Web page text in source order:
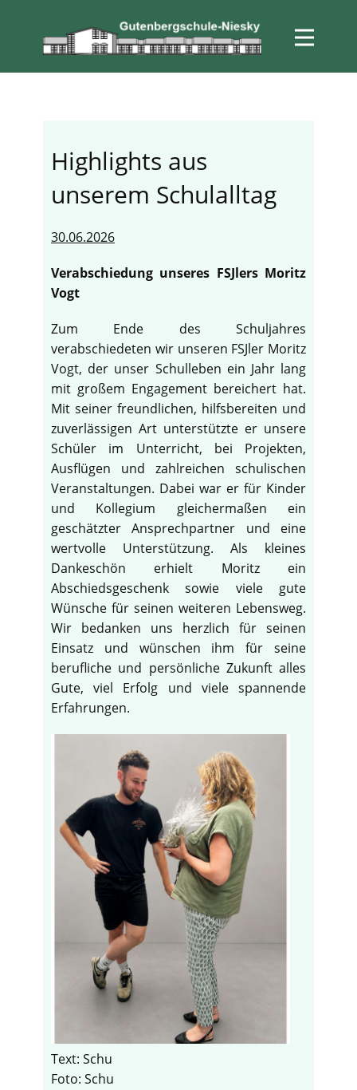
Highlights aus
unserem Schulalltag
30.06.2026
Verabschiedung unseres FSJlers Moritz
Vogt
Zum Ende des Schuljahres
verabschiedeten wir unseren FSJler Moritz
Vogt, der unser Schulleben ein Jahr lang
mit großem Engagement bereichert hat.
Mit seiner freundlichen, hilfsbereiten und
zuverlässigen Art unterstützte er unsere
Schüler im Unterricht, bei Projekten,
Ausflügen und zahlreichen schulischen
Veranstaltungen. Dabei war er für Kinder
und Kollegium gleichermaßen ein
geschätzter Ansprechpartner und eine
wertvolle Unterstützung. Als kleines
Dankeschön erhielt Moritz ein
Abschiedsgeschenk sowie viele gute
Wünsche für seinen weiteren Lebensweg.
Wir bedanken uns herzlich für seinen
Einsatz und wünschen ihm für seine
berufliche und persönliche Zukunft alles
Gute, viel Erfolg und viele spannende
Erfahrungen.
Text: Schu
Foto: Schu